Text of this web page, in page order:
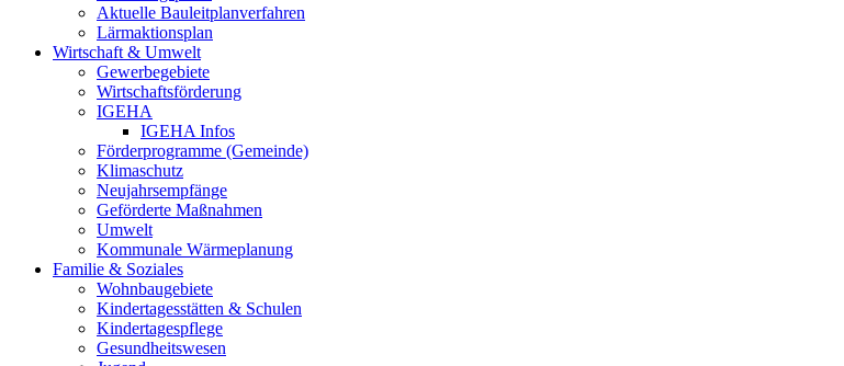
Aktuelle Bauleitplanverfahren
Lärmaktionsplan
Wirtschaft & Umwelt
Gewerbegebiete
Wirtschaftsförderung
IGEHA
IGEHA Infos
Förderprogramme (Gemeinde)
Klimaschutz
Neujahrsempfänge
Geförderte Maßnahmen
Umwelt
Kommunale Wärmeplanung
Familie & Soziales
Wohnbaugebiete
Kindertagesstätten & Schulen
Kindertagespflege
Gesundheitswesen